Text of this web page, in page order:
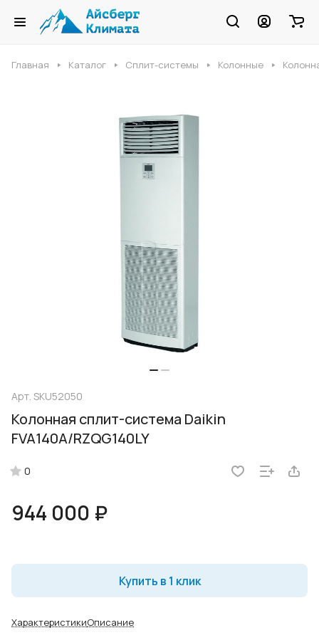
Главная Каталог Сплит-системы Колонные
Арт. SKU52050
Колонная сплит-система Daikin
FVA140A/RZQG140LY
0
944 000 ₽
Купить в 1 клик
ХарактеристикиОписание